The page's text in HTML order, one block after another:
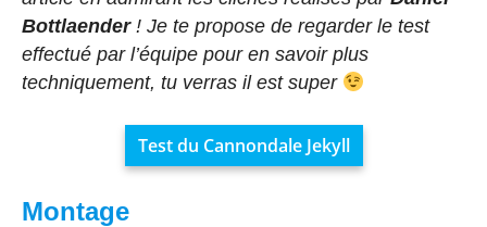
Bottlaender! Je te propose de regarder le test
effectué par l’équipe pour en savoir plus
techniquement, tu verras il est super
Test du Cannondale Jekyll
Montage